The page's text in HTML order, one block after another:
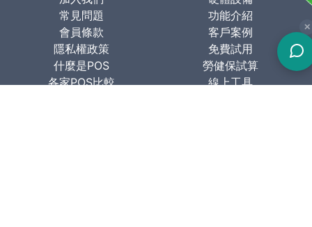
常見問題
會員條款
隱私權政策
什麼是POS
各家POS比較
功能介紹
客戶案例
免費試用
勞健保試算
線上工具
✕